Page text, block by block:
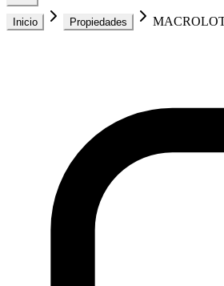
Inicio Propiedades